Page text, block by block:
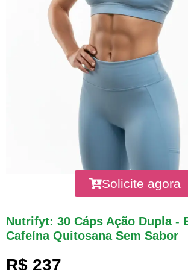
Solicite agora
Nutrifyt: 30 Cáps Ação Dupla -
Cafeína Quitosana Sem Sabor
R$ 237